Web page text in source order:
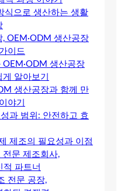
식으로 생산하는 생활
OEM·ODM 생산공장
이드
생산공장
알아보기
생산공장과 함께 만
야기
과 범위: 안전하고 효
제조의 필요성과 이점
전문 제조회사,
적 파트너
전문 공장,